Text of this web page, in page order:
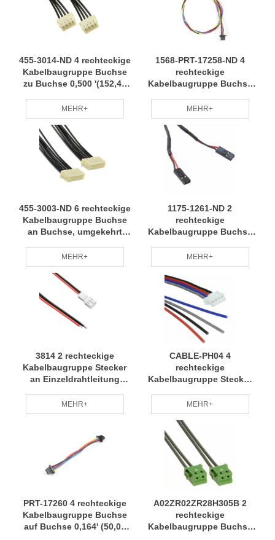
angepasster FI-
Schutzschalter
455-3014-ND 4 rechteckige
Kabelbaugruppe Buchse
zu Buchse 0,500 '(152,40
wird häufig für grüne und
umweltfreundliche
Anwendungen RCD
verwendet
MEHR+
1568-PRT-17258-ND 4
rechteckige
Kabelbaugruppe Buchse
mm, 7,87") Kabelbaum
grün, umweltfreundlich,
energiesparend und
verbrauchsreduzierend
MEHR+
455-3003-ND 6 rechteckige
Kabelbaugruppe Buchse
an Buchse, umgekehrt
Kabelbaum mit
langjähriger Erfahrung in
der professionellen
Herstellung von RCD
MEHR+
1175-1261-ND 2
rechteckige
Kabelbaugruppe Buchse
mm) Kabelbaum
professionelle Herstellung
individuell nach Bedarf
RCD
MEHR+
3814 2 rechteckige
Kabelbaugruppe Stecker
an Einzeldrahtleitung
Zoll) Kabelbaum
Professionelles Team
MEHR+
CABLE-PH04 4
rechteckige
Kabelbaugruppe Stecker
0,656' (200,00 mm, 7,87
Zoll) Kabelbaum weit
verbreitet für grünen
Umweltschutz RCD
MEHR+
PRT-17260 4 rechteckige
Kabelbaugruppe Buchse
auf Buchse 0,164' (50,00
A02ZR02ZR28H305B 2
rechteckige
Kabelbaugruppe Buchse